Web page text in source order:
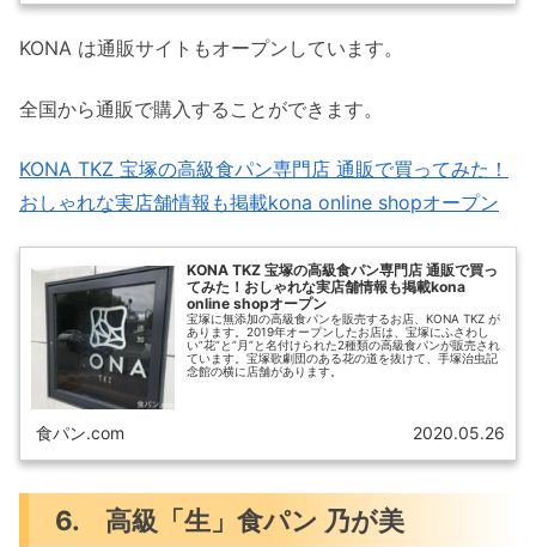
KONA は通販サイトもオープンしています。
全国から通販で購入することができます。
KONA TKZ 宝塚の高級食パン専門店 通販で買ってみた！
おしゃれな実店舗情報も掲載kona online shopオープン
KONA TKZ 宝塚の高級食パン専門店 通販で買っ
てみた！おしゃれな実店舗情報も掲載kona
online shopオープン
宝塚に無添加の高級食パンを販売するお店、KONA TKZ が
あります。2019年オープンしたお店は、宝塚にふさわし
い”花”と”月”と名付けられた2種類の高級食パンが販売され
ています。宝塚歌劇団のある花の道を抜けて、手塚治虫記
念館の横に店舗があります。
食パン.com 2020.05.26
6. 高級「生」食パン 乃が美